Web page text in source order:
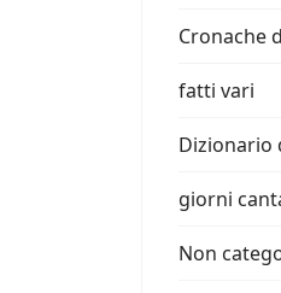
Cronache
fatti vari
Dizionario
giorni
Non